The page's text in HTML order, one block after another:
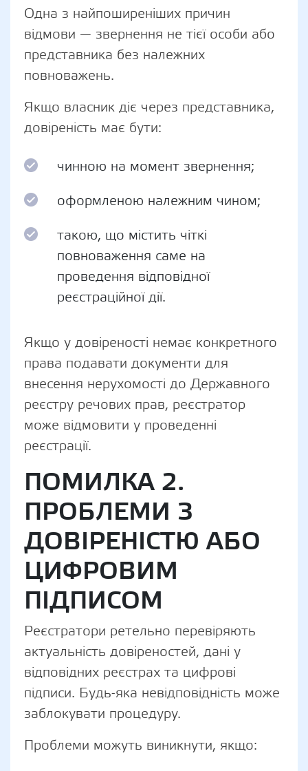
Одна з найпоширеніших причин
відмови — звернення не тієї особи або
представника без належних
повноважень.
Якщо власник діє через представника,
довіреність має бути:
чинною на момент звернення;
оформленою належним чином;
такою, що містить чіткі
повноваження саме на
проведення відповідної
реєстраційної дії.
Якщо у довіреності немає конкретного
права подавати документи для
внесення нерухомості до Державного
реєстру речових прав, реєстратор
може відмовити у проведенні
реєстрації.
ПОМИЛКА 2.
ПРОБЛЕМИ З
ДОВІРЕНІСТЮ АБО
ЦИФРОВИМ
ПІДПИСОМ
Реєстратори ретельно перевіряють
актуальність довіреностей, дані у
відповідних реєстрах та цифрові
підписи. Будь-яка невідповідність може
заблокувати процедуру.
Проблеми можуть виникнути, якщо: